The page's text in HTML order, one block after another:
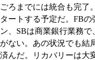
ごろまでには統合も完了
タートする予定だ。FBの
ン、SBは商業銀行業務
がない。あの状況でも結
済んだ。リカバリーは大